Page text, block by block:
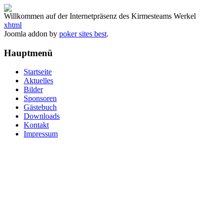
Willkommen auf der Internetpräsenz des Kirmesteams Werkel
xhtml
Joomla addon by poker sites best.
Hauptmenü
Startseite
Aktuelles
Bilder
Sponsoren
Gästebuch
Downloads
Kontakt
Impressum